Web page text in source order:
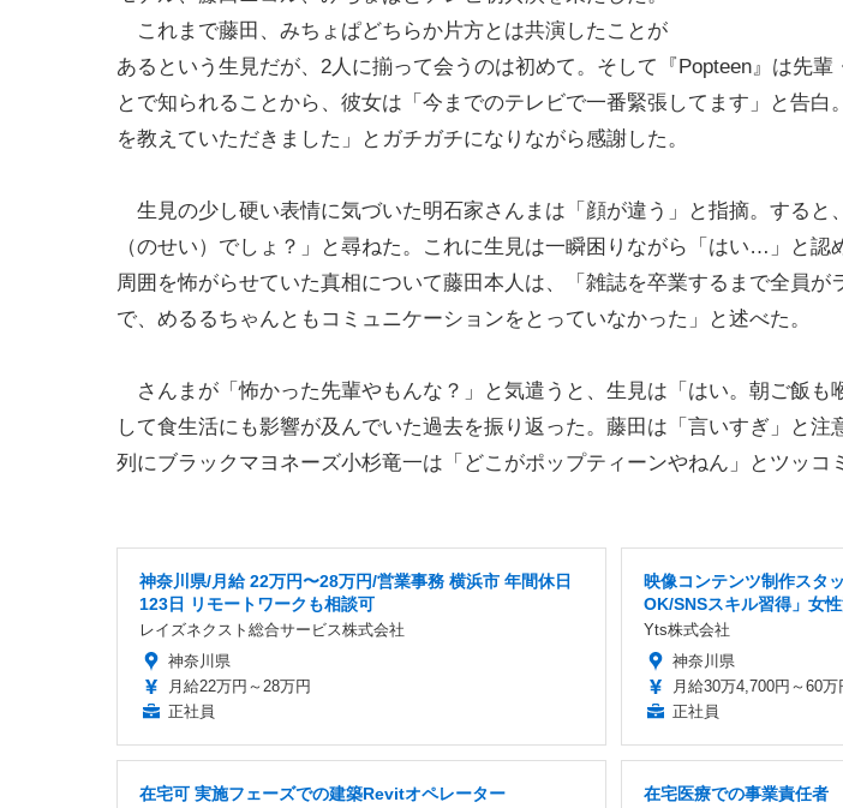
これまで藤田、みちょぱどちらか片方とは共演したことが
あるという生見だが、2人に揃って会うのは初めて。そして『Popteen』は先輩
とで知られることから、彼女は「今までのテレビで一番緊張してます」と告白
を教えていただきました」とガチガチになりながら感謝した。
生見の少し硬い表情に気づいた明石家さんまは「顔が違う」と指摘。すると
（のせい）でしょ？」と尋ねた。これに生見は一瞬困りながら「はい…」と認
周囲を怖がらせていた真相について藤田本人は、「雑誌を卒業するまで全員が
で、めるるちゃんともコミュニケーションをとっていなかった」と述べた。
さんまが「怖かった先輩やもんな？」と気遣うと、生見は「はい。朝ご飯
して食生活にも影響が及んでいた過去を振り返った。藤田は「言いすぎ」と注
列にブラックマヨネーズ小杉竜一は「どこがポップティーンやねん」とツッコ
神奈川県/月給 22万円〜28万円/営業事務 横浜市 年間休日
123日 リモートワークも相談可
レイズネクスト総合サービス株式会社
神奈川県
月給22万円～28万円
正社員
映像コンテンツ制作スタ
OK/SNSスキル習得」女
Yts株式会社
神奈川県
月給30万4,700円～60万
正社員
在宅可 実施フェーズでの建築Revitオペレーター 在宅医療での事業責任者